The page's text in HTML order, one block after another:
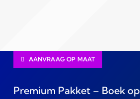
AANVRAAG OP MAAT
Premium Pakket – Boek op